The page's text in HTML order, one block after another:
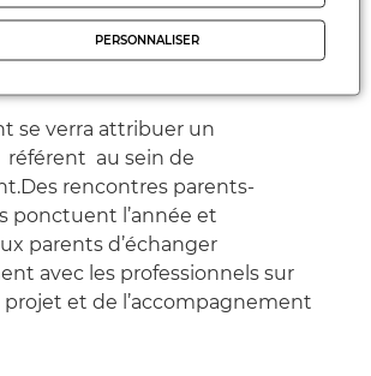
personnalisé
» tenant compte de la
de l’enfant.
se verra attribuer un
référent au sein de
rencontres parents-
ponctuent l’année et
parents d’échanger
avec les professionnels sur
projet et de l’accompagnement
PERSONNALISER